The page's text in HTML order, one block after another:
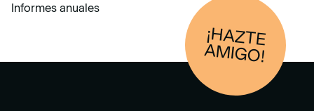
Informes anuales
¡HAZTE
AM
IGO!